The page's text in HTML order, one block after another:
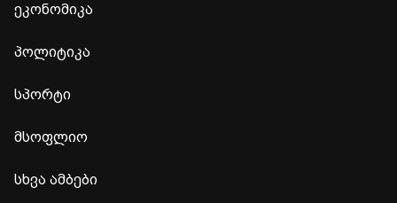
ეკონომიკა
პოლიტიკა
სპორტი
მსოფლიო
სხვა ამბები